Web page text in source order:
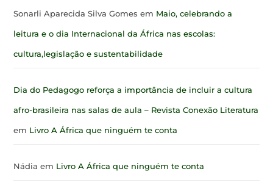
Sonarli Aparecida Silva Gomes em Maio, celebrando a
leitura e o dia Internacional da África nas escolas:
cultura,legislação e sustentabilidade
Dia do Pedagogo reforça a importância de incluir a cultura
afro-brasileira nas salas de aula – Revista Conexão Literatura
em Livro A África que ninguém te conta
Nádia em Livro A África que ninguém te conta